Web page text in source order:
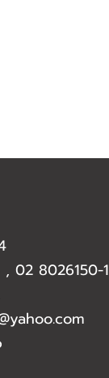
, 02 8026150-1